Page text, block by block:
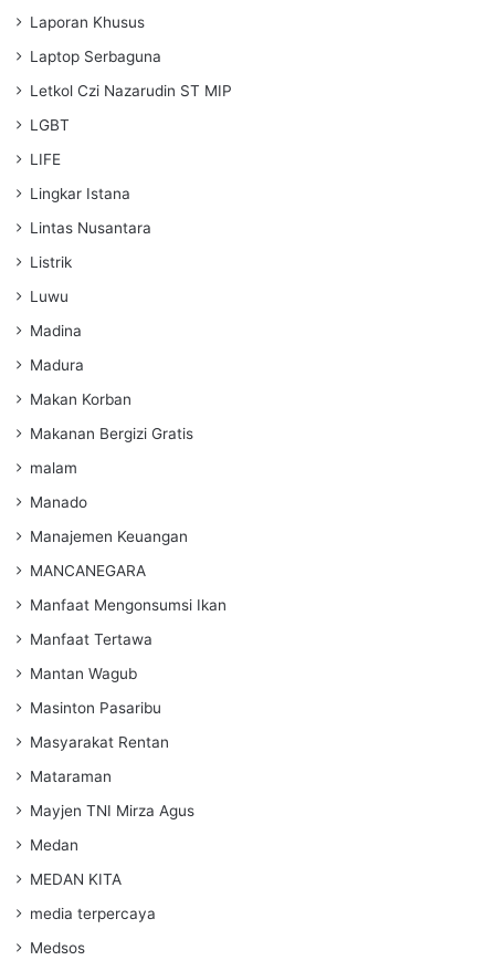
Laporan Khusus
Laptop Serbaguna
Letkol Czi Nazarudin ST MIP
LGBT
LIFE
Lingkar Istana
Lintas Nusantara
Listrik
Luwu
Madina
Madura
Makan Korban
Makanan Bergizi Gratis
malam
Manado
Manajemen Keuangan
MANCANEGARA
Manfaat Mengonsumsi Ikan
Manfaat Tertawa
Mantan Wagub
Masinton Pasaribu
Masyarakat Rentan
Mataraman
Mayjen TNI Mirza Agus
Medan
MEDAN KITA
media terpercaya
Medsos